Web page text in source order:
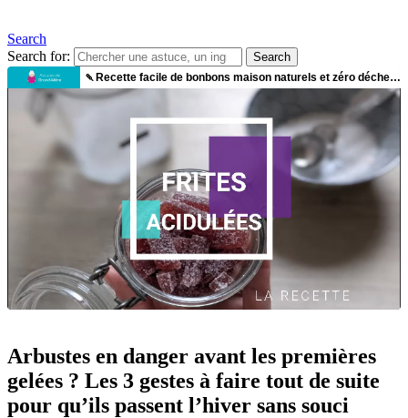
Search
Search for:
Search
Arbustes en danger avant les premières
gelées ? Les 3 gestes à faire tout de suite
pour qu’ils passent l’hiver sans souci